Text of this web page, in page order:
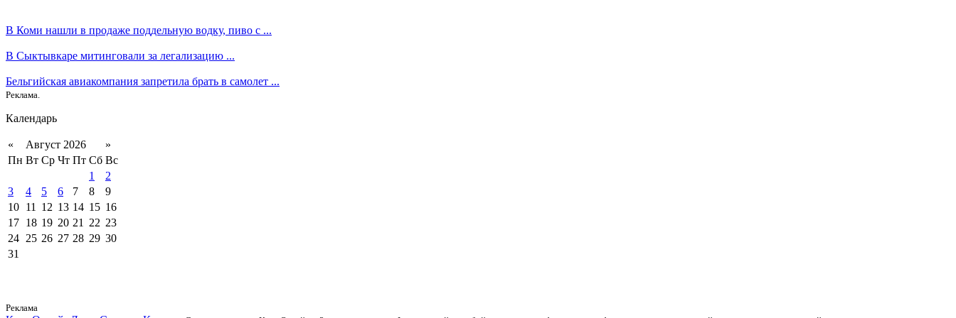
В Коми нашли в продаже поддельную водку, пиво с ...
В Сыктывкаре митинговали за легализацию ...
Бельгийская авиакомпания запретила брать в самолет ...
Реклама.
Календарь
« Август 2026
»
Пн Вт Ср Чт Пт Сб Вс
1
2
3
4 5 6 7 8
9
10 11 12 13 14 15 16
17 18 19 20 21 22 23
24 25 26 27 28 29 30
31
Реклама